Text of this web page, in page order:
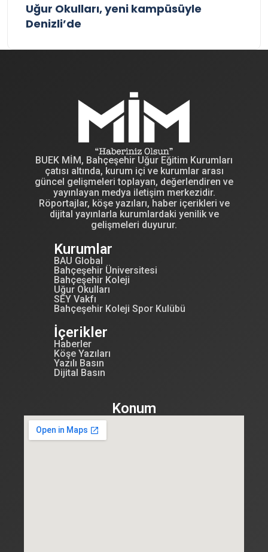
Uğur Okulları, yeni kampüsüyle
Denizli’de
BUEK MİM, Bahçeşehir Uğur Eğitim Kurumları
çatısı altında, kurum içi ve kurumlar arası
güncel gelişmeleri toplayan, değerlendiren ve
yayınlayan medya iletişim merkezidir.
Röportajlar, köşe yazıları, haber içerikleri ve
dijital yayınlarla kurumlardaki yenilik ve
gelişmeleri duyurur.
Kurumlar
BAU Global
Bahçeşehir Üniversitesi
Bahçeşehir Koleji
Uğur Okulları
SEY Vakfı
Bahçeşehir Koleji Spor Kulübü
İçerikler
Haberler
Köşe Yazıları
Yazılı Basın
Dijital Basın
Konum